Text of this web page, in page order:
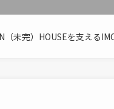
（未完）HOUSEを支える